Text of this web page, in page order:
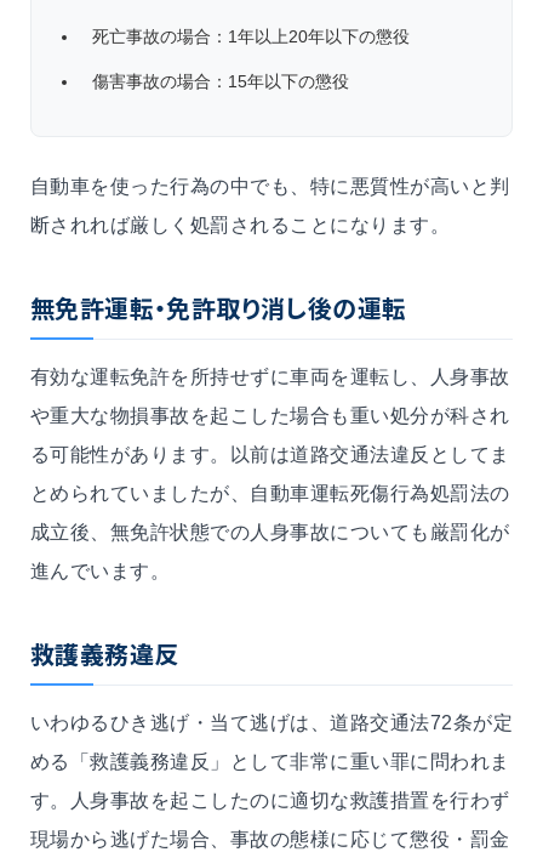
死亡事故の場合：1年以上20年以下の懲役
傷害事故の場合：15年以下の懲役
自動車を使った行為の中でも、特に悪質性が高いと判
断されれば厳しく処罰されることになります。
無免許運転・免許取り消し後の運転
有効な運転免許を所持せずに車両を運転し、人身事故
や重大な物損事故を起こした場合も重い処分が科され
る可能性があります。以前は道路交通法違反としてま
とめられていましたが、自動車運転死傷行為処罰法の
成立後、無免許状態での人身事故についても厳罰化が
進んでいます。
救護義務違反
いわゆるひき逃げ・当て逃げは、道路交通法72条が定
める「救護義務違反」として非常に重い罪に問われま
す。人身事故を起こしたのに適切な救護措置を行わず
現場から逃げた場合、事故の態様に応じて懲役・罰金